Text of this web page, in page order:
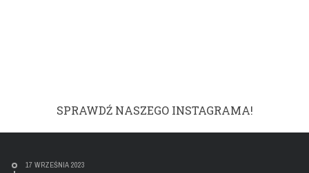
SPRAWDŹ NASZEGO INSTAGRAMA!
17 WRZEŚNIA 2023